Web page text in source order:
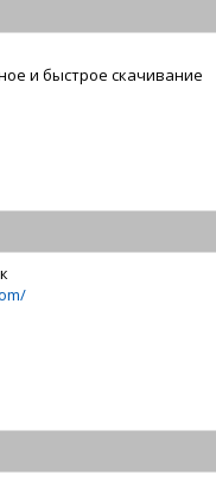
и быстрое скачивание